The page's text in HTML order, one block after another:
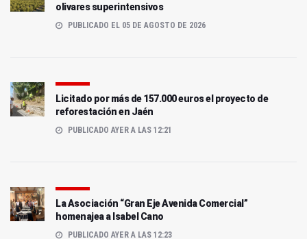
olivares superintensivos
PUBLICADO EL 05 DE AGOSTO DE 2026
Licitado por más de 157.000 euros el proyecto de
reforestación en Jaén
PUBLICADO AYER A LAS 12:21
La Asociación “Gran Eje Avenida Comercial”
homenajea a Isabel Cano
PUBLICADO AYER A LAS 12:23